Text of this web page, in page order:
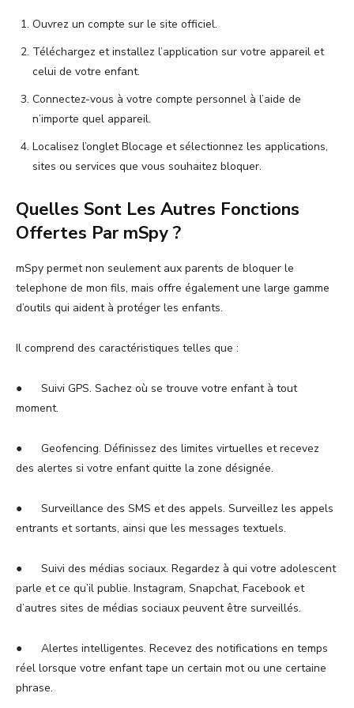
Ouvrez un compte sur le site officiel.
Téléchargez et installez l’application sur votre appareil et
celui de votre enfant.
Connectez-vous à votre compte personnel à l’aide de
n’importe quel appareil.
Localisez l’onglet Blocage et sélectionnez les applications,
sites ou services que vous souhaitez bloquer.
Quelles Sont Les Autres Fonctions
Offertes Par mSpy ?
mSpy permet non seulement aux parents de bloquer le
telephone de mon fils, mais offre également une large gamme
d’outils qui aident à protéger les enfants.
Il comprend des caractéristiques telles que :
● Suivi GPS. Sachez où se trouve votre enfant à tout
moment.
● Geofencing. Définissez des limites virtuelles et recevez
des alertes si votre enfant quitte la zone désignée.
● Surveillance des SMS et des appels. Surveillez les appels
entrants et sortants, ainsi que les messages textuels.
● Suivi des médias sociaux. Regardez à qui votre adolescent
parle et ce qu’il publie. Instagram, Snapchat, Facebook et
d’autres sites de médias sociaux peuvent être surveillés.
● Alertes intelligentes. Recevez des notifications en temps
réel lorsque votre enfant tape un certain mot ou une certaine
phrase.